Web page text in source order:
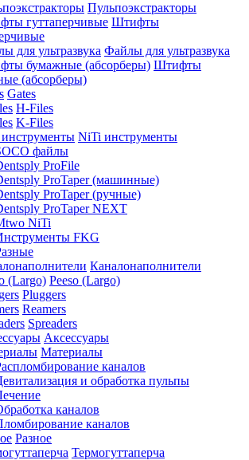
Пульпоэкстракторы
Штифты
Файлы для ультразвука
Штифты
(абсорберы)
Gates
H-Files
K-Files
NiTi инструменты
файлы
ProFile
ProTaper (машинные)
ProTaper (ручные)
ProTaper NEXT
NiTi
FKG
Каналонаполнители
Peeso (Largo)
Pluggers
Reamers
Spreaders
Аксессуары
Материалы
каналов
и обработка пульпы
каналов
каналов
Разное
Термогуттаперча